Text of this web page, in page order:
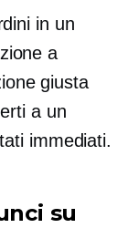
in un
a
giusta
a un
immediati.
su